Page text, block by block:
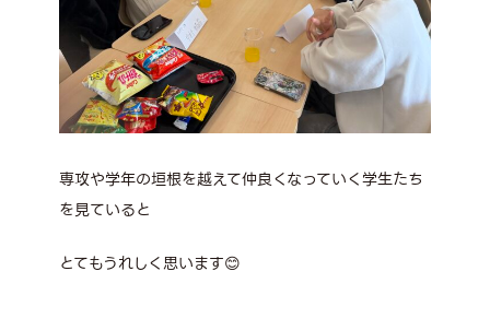
専攻や学年の垣根を越えて仲良くなっていく学生たち
を見ていると
とてもうれしく思います😊